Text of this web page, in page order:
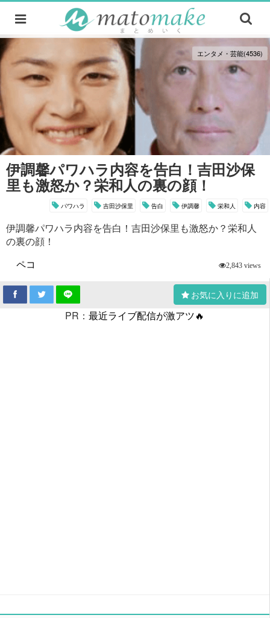
エンタメ・芸能(4536)
伊調馨パワハラ内容を告白！吉田沙保
里も激怒か？栄和人の裏の顔！
パワハラ 吉田沙保里 告白 伊調馨 栄和人 内容
伊調馨パワハラ内容を告白！吉田沙保里も激怒か？栄和人
の裏の顔！
ペコ
2,843 views
お気に入りに追加
PR： 最近ライブ配信が激アツ🔥